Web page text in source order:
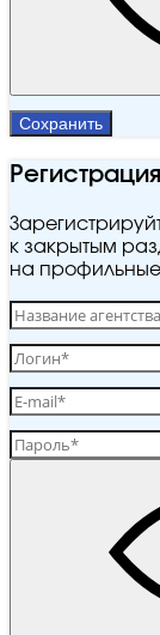
Сохранить
Регистрация
к закрытым
на